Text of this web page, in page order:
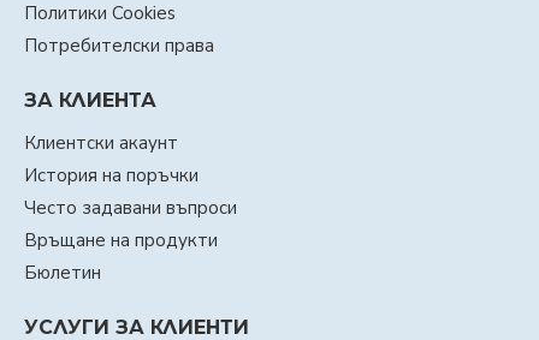
Политики Cookies
Потребителски права
ЗА КЛИЕНТА
Клиентски акаунт
История на поръчки
Често задавани въпроси
Връщане на продукти
Бюлетин
УСЛУГИ ЗА КЛИЕНТИ